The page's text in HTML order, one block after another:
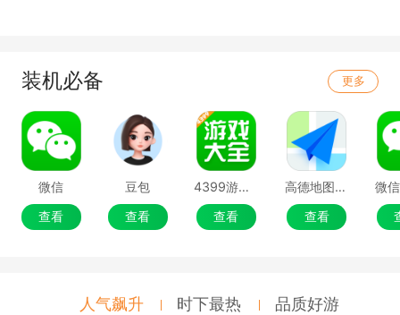
装机必备 更多
微信
查看
豆包
查看
4399游戏盒
查看
高德地图移动端
查看
微
人气飙升 时下最热 品质好游